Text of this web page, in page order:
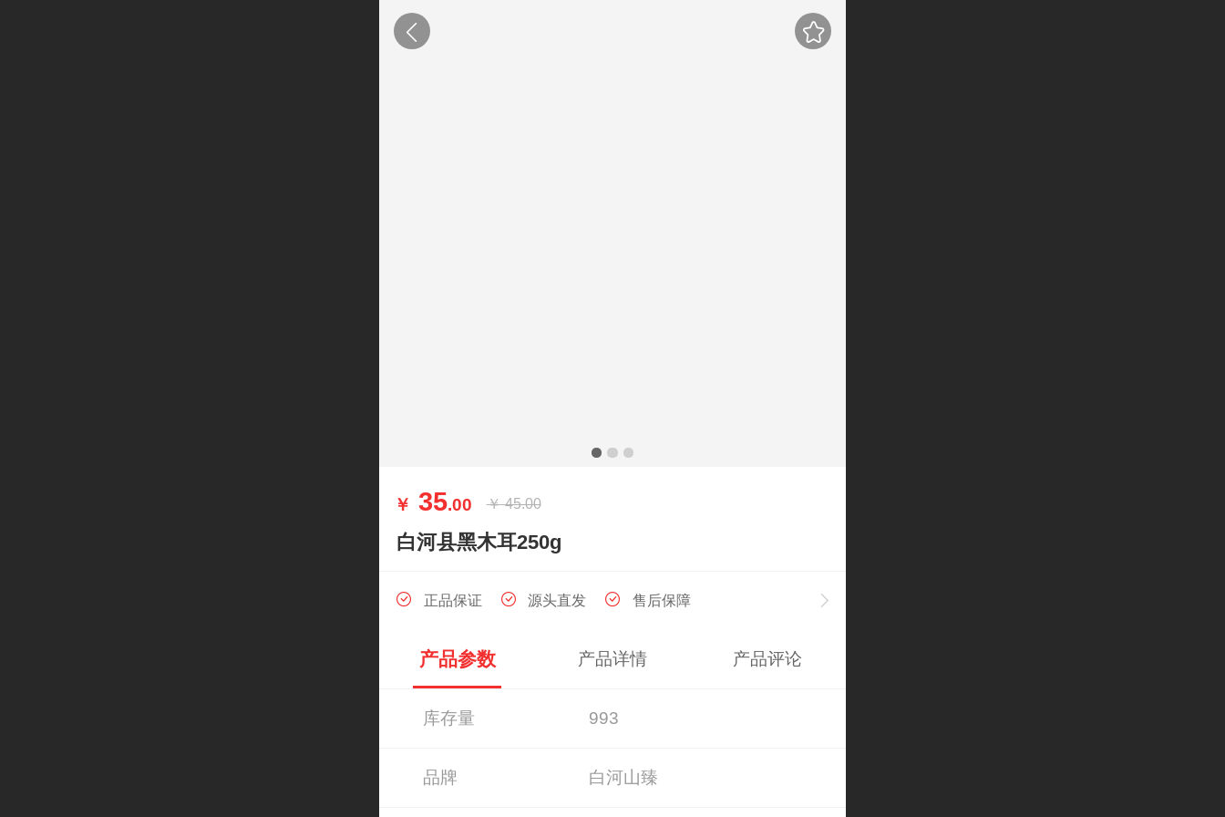
￥ 35.00 ￥ 45.00
白河县黑木耳250g
正品保证 源头直发 售后保障
产品参数 产品详情 产品评论
库存量 993
品牌 白河山臻